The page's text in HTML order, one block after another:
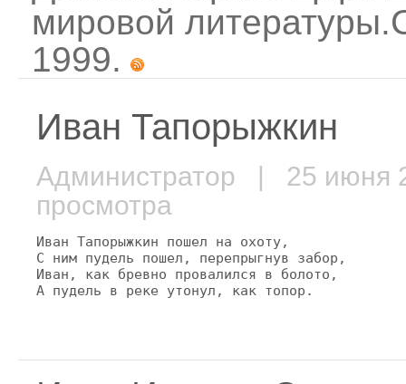
мировой
1999.
Иван Тапорыжкин
Администратор | 25
просмотра
Иван Тапорыжкин пошел на охоту,
С ним пудель пошел, перепрыгнув забор,
Иван, как бревно провалился в болото,
А пудель в реке утонул, как топор.